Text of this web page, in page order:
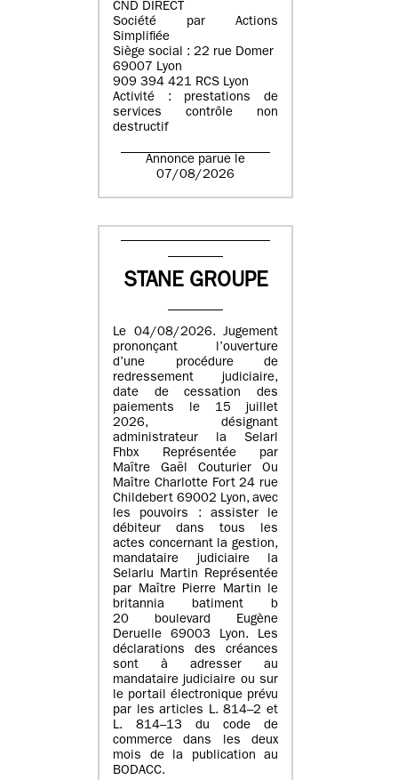
CND DIRECT
Société par Actions
Simplifiée
Siège social : 22 rue Domer
69007 Lyon
909 394 421 RCS Lyon
Activité : prestations de
services contrôle non
destructif
Annonce parue le
07/08/2026
STANE GROUPE
Le 04/08/2026. Jugement
prononçant l’ouverture
d’une procédure de
redressement judiciaire,
date de cessation des
paiements le 15 juillet
2026, désignant
administrateur la Selarl
Fhbx Représentée par
Maître Gaël Couturier Ou
Maître Charlotte Fort 24 rue
Childebert 69002 Lyon, avec
les pouvoirs : assister le
débiteur dans tous les
actes concernant la gestion,
mandataire judiciaire la
Selarlu Martin Représentée
par Maître Pierre Martin le
britannia batiment b
20 boulevard Eugène
Deruelle 69003 Lyon. Les
déclarations des créances
sont à adresser au
mandataire judiciaire ou sur
le portail électronique prévu
par les articles L. 814–2 et
L. 814–13 du code de
commerce dans les deux
mois de la publication au
BODACC.